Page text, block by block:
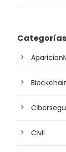
Categorías
Civil